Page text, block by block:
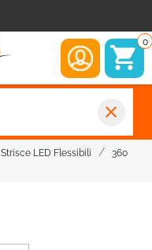
0
close
Strisce LED Flessibili
360